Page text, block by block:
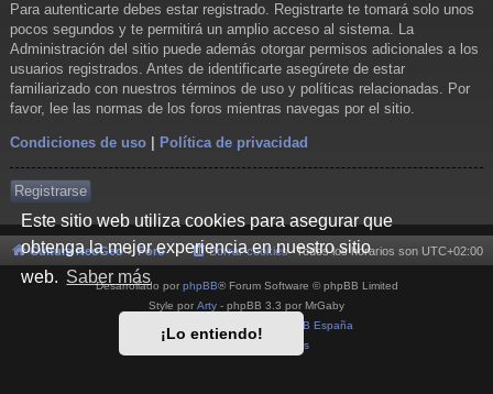
Este sitio web utiliza cookies para asegurar que
obtenga la mejor experiencia en nuestro sitio
web. Saber más
¡Lo entiendo!
Para autenticarte debes estar registrado. Registrarte te tomará solo unos
pocos segundos y te permitirá un amplio acceso al sistema. La
Administración del sitio puede además otorgar permisos adicionales a los
usuarios registrados. Antes de identificarte asegúrete de estar
familiarizado con nuestros términos de uso y políticas relacionadas. Por
favor, lee las normas de los foros mientras navegas por el sitio.
Condiciones de uso Política de privacidad
Registrarse
Cultura NeoGeo Foro Todos los horarios son UTC+02:00
Borrar cookies
Desarrollado por phpBB® Forum Software © phpBB Limited
Style por Arty - phpBB 3.3 por MrGaby
phpBB España
Condiciones